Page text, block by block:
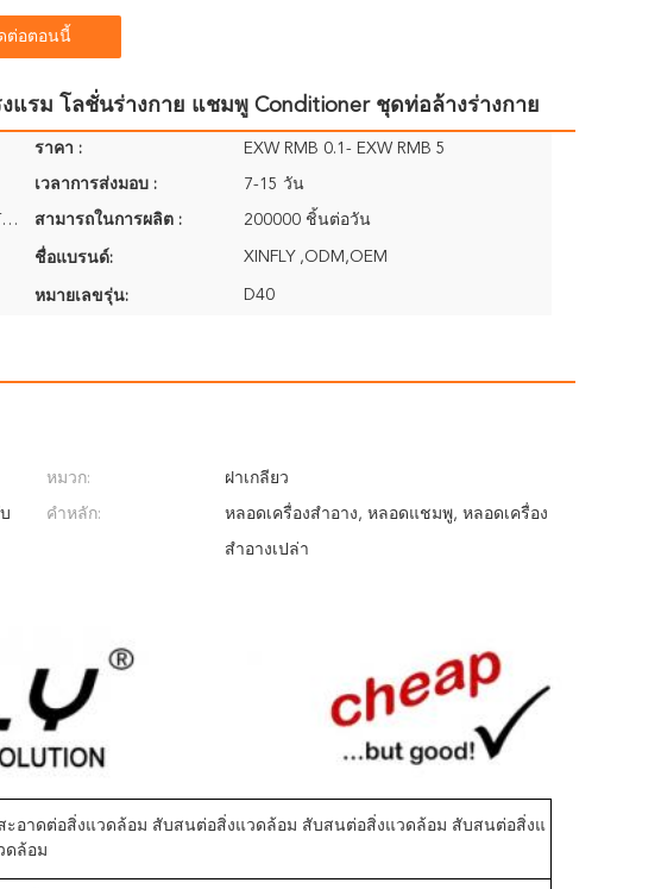
ต่อตอนนี้
งแรม โลชั่นร่างกาย แชมพู Conditioner ชุดท่อล้างร่างกาย
ราคา : EXW RMB 0.1- EXW RMB 5
เวลาการส่งมอบ : 7-15 วัน
การชำระเงิน: 30% เป็นเงินมัดจำโดย T/T และยอดคงเหลือ 70% จ่ายเมื่อได้รับสำเนา B/L สามารถในการผลิต : 200000 ชิ้นต่อวัน
ชื่อแบรนด์: XINFLY ,ODM,OEM
หมายเลขรุ่น: D40
หมวก: ฝาเกลียว
คำหลัก: หลอดเครื่องสำอาง, หลอดแชมพู, หลอดเครื่อง
สำอางเปล่า
ะอาดต่อสิ่งแวดล้อม สับสนต่อสิ่งแวดล้อม สับสนต่อสิ่งแวดล้อม สับสนต่อสิ่งแ
ดล้อม